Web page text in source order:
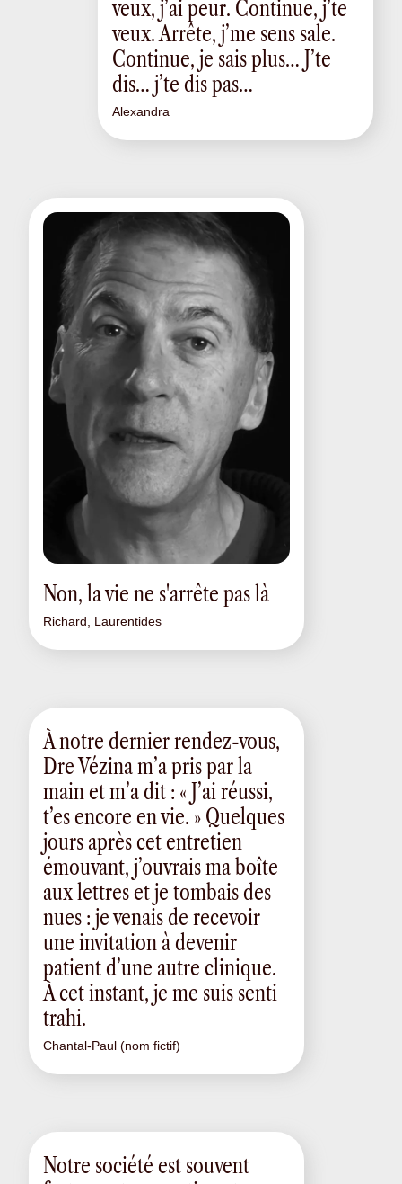
veux, j’ai peur. Continue, j’te
veux. Arrête, j’me sens sale.
Continue, je sais plus… J’te
dis… j’te dis pas…
Alexandra
Non, la vie ne s'arrête pas là
Richard, Laurentides
À notre dernier rendez-vous,
Dre Vézina m’a pris par la
main et m’a dit : « J’ai réussi,
t’es encore en vie. » Quelques
jours après cet entretien
émouvant, j’ouvrais ma boîte
aux lettres et je tombais des
nues : je venais de recevoir
une invitation à devenir
patient d’une autre clinique.
À cet instant, je me suis senti
trahi.
Chantal-Paul (nom fictif)
Notre société est souvent